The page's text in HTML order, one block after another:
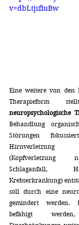
v=dbLtjsfiuBw
Eine weitere von den
neuropsychologische
Behandlung
Störungen
Hirnverletzung
(Kopfverletzung
Schlaganfall,
Krebserkrankung)
soll durch eine
gemindert werden.
befähigt